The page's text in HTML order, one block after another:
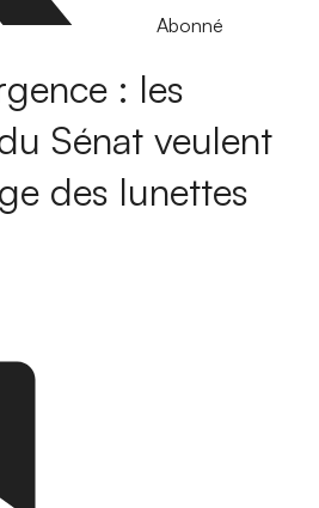
Abonné
: les
Sénat veulent
des lunettes